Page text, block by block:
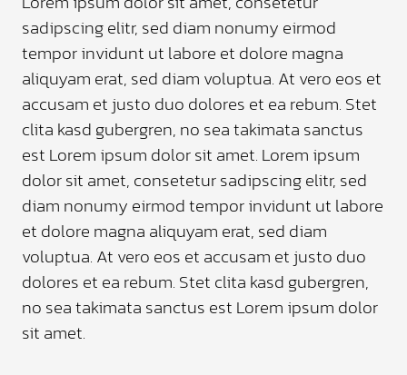
sadipscing elitr, sed diam nonumy eirmod
tempor invidunt ut labore et dolore magna
aliquyam erat, sed diam voluptua. At vero eos et
accusam et justo duo dolores et ea rebum. Stet
clita kasd gubergren, no sea takimata sanctus
est Lorem ipsum dolor sit amet. Lorem ipsum
dolor sit amet, consetetur sadipscing elitr, sed
diam nonumy eirmod tempor invidunt ut labore
et dolore magna aliquyam erat, sed diam
voluptua. At vero eos et accusam et justo duo
dolores et ea rebum. Stet clita kasd gubergren,
no sea takimata sanctus est Lorem ipsum dolor
sit amet.